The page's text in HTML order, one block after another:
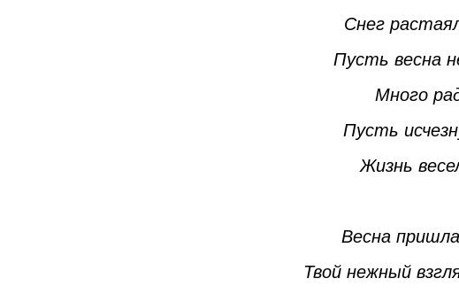
Снег
Пусть весна
Много
Пусть
Жизнь
Весна
Твой нежный